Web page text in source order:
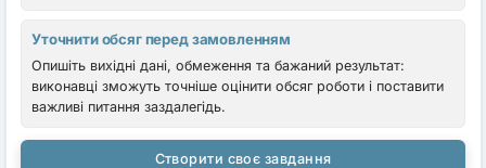
Уточнити обсяг перед замовленням
Опишіть вихідні дані, обмеження та бажаний результат:
виконавці зможуть точніше оцінити обсяг роботи і поставити
важливі питання заздалегідь.
Створити своє завдання